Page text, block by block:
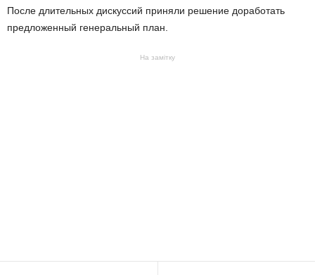
После длительных дискуссий приняли решение доработать
предложенный генеральный план.
На замітку